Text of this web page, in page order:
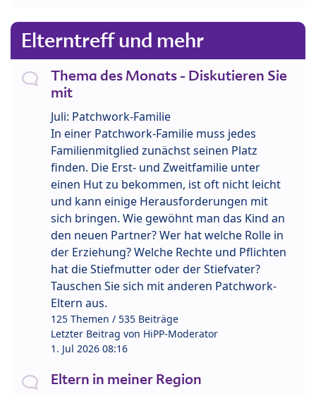
Elterntreff und mehr
Thema des Monats - Diskutieren Sie
mit
Juli: Patchwork-Familie
In einer Patchwork-Familie muss jedes
Familienmitglied zunächst seinen Platz
finden. Die Erst- und Zweitfamilie unter
einen Hut zu bekommen, ist oft nicht leicht
und kann einige Herausforderungen mit
sich bringen. Wie gewöhnt man das Kind an
den neuen Partner? Wer hat welche Rolle in
der Erziehung? Welche Rechte und Pflichten
hat die Stiefmutter oder der Stiefvater?
Tauschen Sie sich mit anderen Patchwork-
Eltern aus.
125 Themen / 535 Beiträge
Letzter Beitrag von HiPP-Moderator
1. Jul 2026 08:16
Eltern in meiner Region